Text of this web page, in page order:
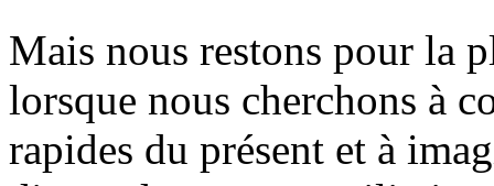
Mais nous restons pour la
lorsque nous cherchons à
rapides du présent et à